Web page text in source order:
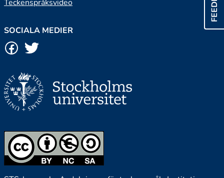
Teckenspråksvideo
SOCIALA MEDIER